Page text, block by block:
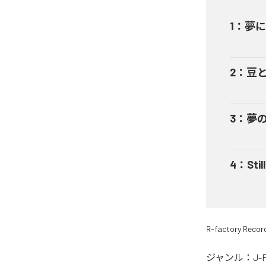
1 ： 夢
2 ： 豆
3 ： 夢
4 ：
R-factory
ジャンル： J-